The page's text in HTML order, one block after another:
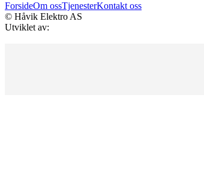
ForsideOm ossTjenesterKontakt oss
© Håvik Elektro AS
Utviklet av: